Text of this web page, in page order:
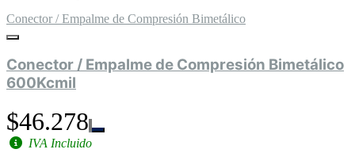
Conector / Empalme de Compresión Bimetálico
Conector / Empalme de Compresión Bimetálico
600Kcmil
$46.278
IVA Incluido